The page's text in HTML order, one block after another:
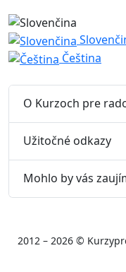
Čeština
O Kurzoch pre
Užitočné odkazy
Mohlo by vás
2012 – 2026 ©